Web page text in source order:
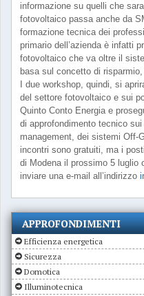
informazione su quelli che
fotovoltaico passa anche da
formazione tecnica dei
primario dell’azienda è infatti
fotovoltaico che va oltre il
basa sul concetto di
I due workshop, quindi, si
del settore fotovoltaico e sui
Quinto Conto Energia e
di approfondimento tecnico sui
management, dei sistemi Off-
incontri sono gratuiti, ma i
di Modena il prossimo 5 luglio
inviare una e-mail all’indirizzo
APPROFONDIMENTI
Efficienza energetica
Sicurezza
Domotica
Illuminotecnica